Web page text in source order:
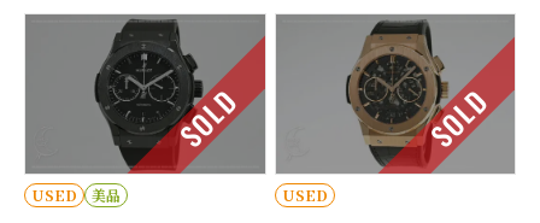
SOLD
USED 美品
SOLD
USED